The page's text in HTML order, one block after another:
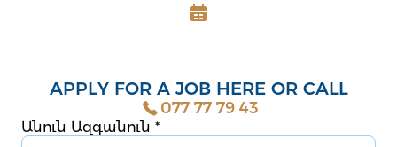
APPLY FOR A JOB HERE OR CALL
077 77 79 43
Անուն Ազգանուն *